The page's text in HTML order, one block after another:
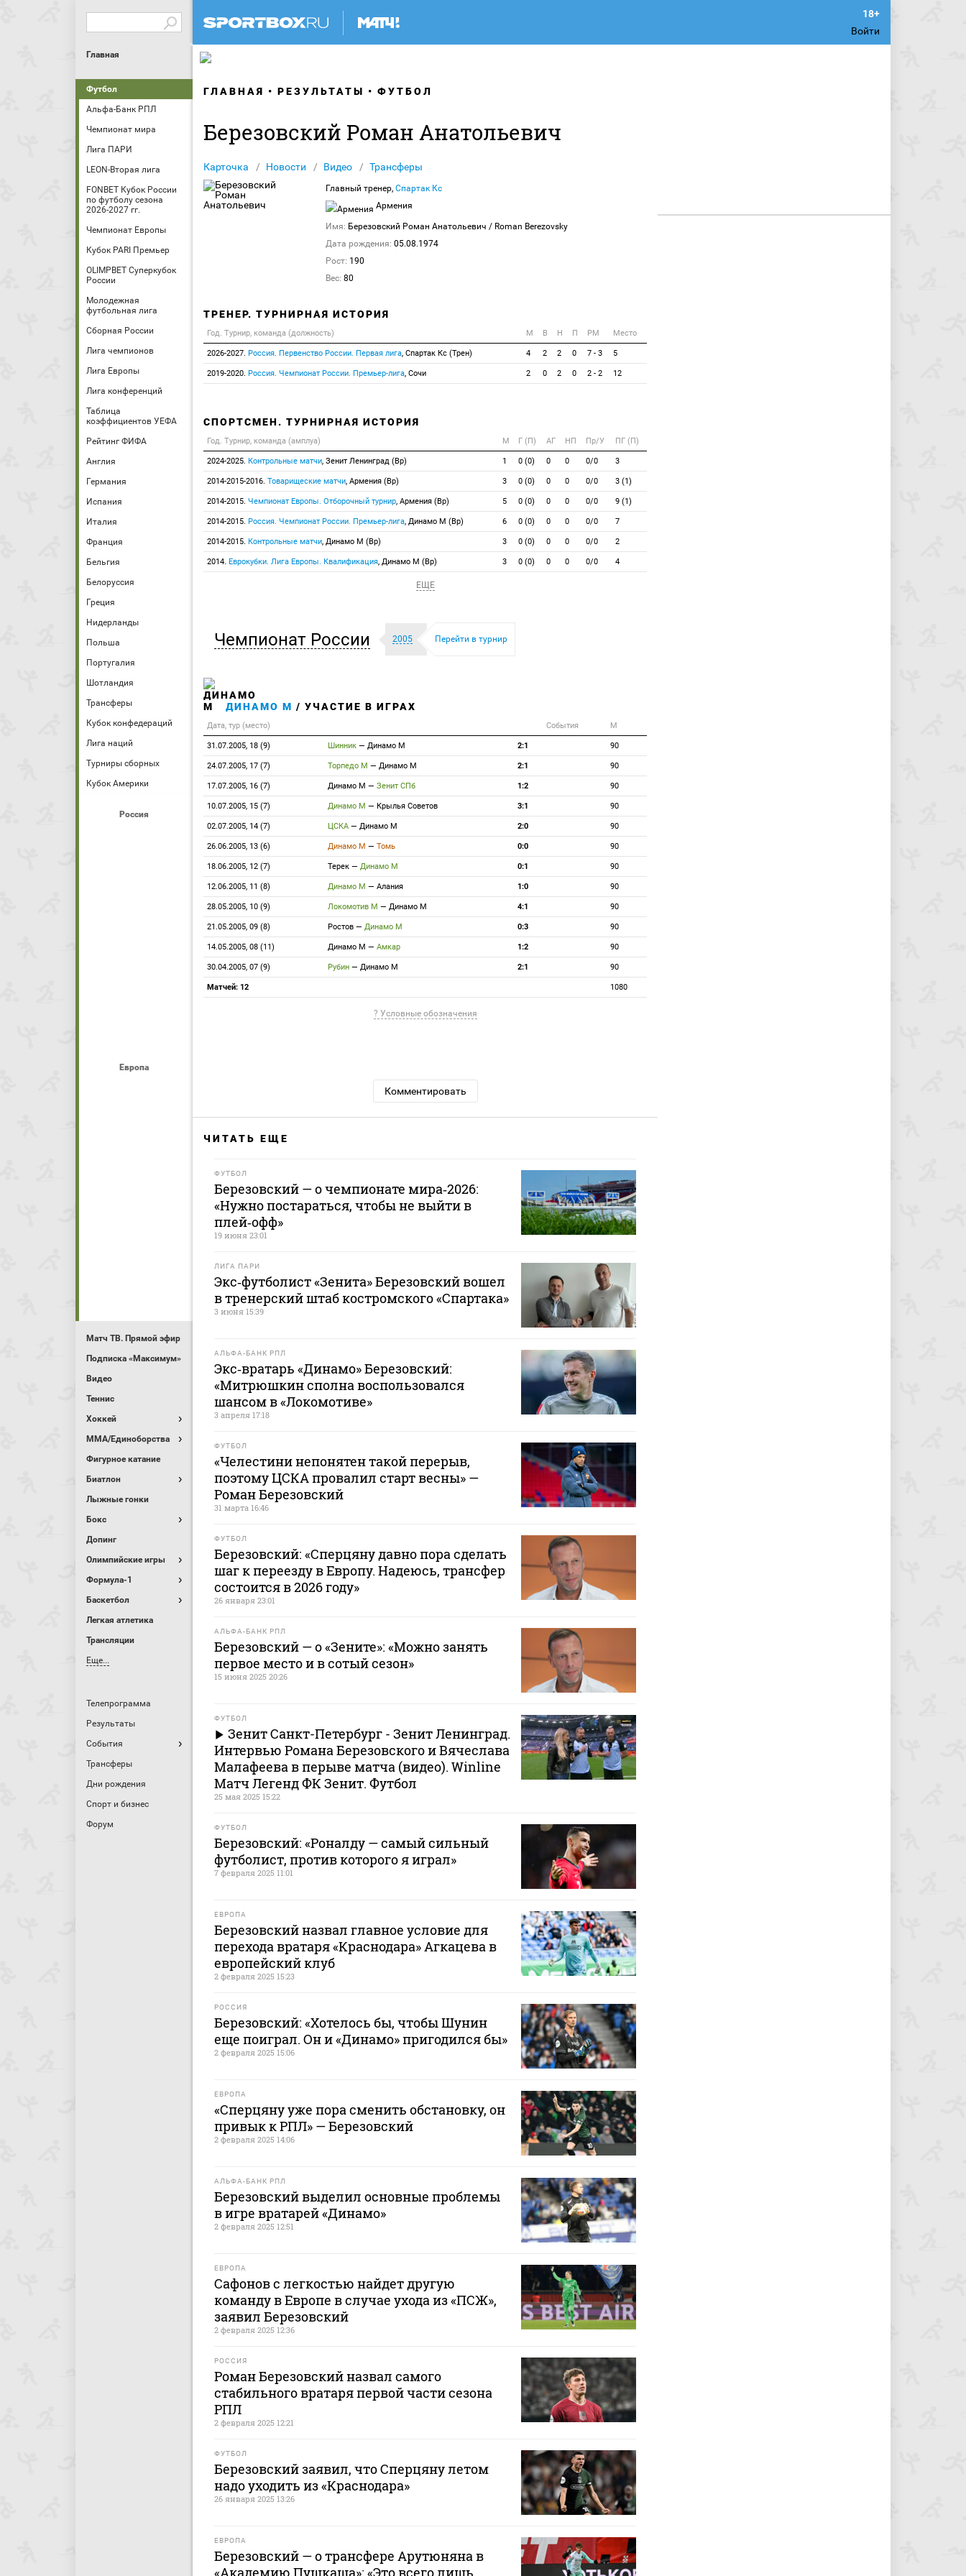
Войти
Главная
Футбол
Альфа-Банк РПЛ
Чемпионат мира
Лига ПАРИ
LEON-Вторая лига
FONBET Кубок России
по футболу сезона
2026-2027 гг.
Чемпионат Европы
Кубок PARI Премьер
OLIMPBET Суперкубок
России
Молодежная
футбольная лига
Сборная России
Лига чемпионов
Лига Европы
Лига конференций
Таблица
коэффициентов УЕФА
Рейтинг ФИФА
Англия
Германия
Испания
Италия
Франция
Бельгия
Белоруссия
Греция
Нидерланды
Польша
Португалия
Шотландия
Трансферы
Кубок конфедераций
Лига наций
Турниры сборных
Кубок Америки
Россия
Европа
Матч ТВ. Прямой эфир
Подписка «Максимум»
Видео
Теннис
Хоккей
MMA/Единоборства
Фигурное катание
Биатлон
Лыжные гонки
Бокс
Допинг
Олимпийские игры
Формула-1
Баскетбол
Легкая атлетика
Трансляции
Еще...
Телепрограмма
Результаты
События
Трансферы
Дни рождения
Спорт и бизнес
Форум
ГЛАВНАЯ РЕЗУЛЬТАТЫ ФУТБОЛ
Березовский Роман Анатольевич
Карточка Новости Видео Трансферы
Главный тренер, Спартак Кс
Армения
Имя: Березовский Роман Анатольевич / Roman Berezovsky
Дата рождения: 05.08.1974
Рост: 190
Вес: 80
ТРЕНЕР. ТУРНИРНАЯ ИСТОРИЯ
Год. Турнир, команда (должность) М В Н П РМ Место
2026-2027. Россия. Первенство России. Первая лига, Спартак Кс (Трен) 4 2 2 0 7 - 3 5
2019-2020. Россия. Чемпионат России. Премьер-лига, Сочи 2 0 2 0 2 - 2 12
СПОРТСМЕН. ТУРНИРНАЯ ИСТОРИЯ
Год. Турнир, команда (амплуа) М Г (П) АГ НП Пр/У ПГ (П)
2024-2025. Контрольные матчи, Зенит Ленинград (Вр) 1 0 (0) 0 0 0/0 3
2014-2015-2016. Товарищеские матчи, Армения (Вр) 3 0 (0) 0 0 0/0 3 (1)
2014-2015. Чемпионат Европы. Отборочный турнир, Армения (Вр) 5 0 (0) 0 0 0/0 9 (1)
2014-2015. Россия. Чемпионат России. Премьер-лига, Динамо М (Вр) 6 0 (0) 0 0 0/0 7
2014-2015. Контрольные матчи, Динамо М (Вр) 3 0 (0) 0 0 0/0 2
2014. Еврокубки. Лига Европы. Квалификация, Динамо М (Вр) 3 0 (0) 0 0 0/0 4
ЕЩЕ
Чемпионат России 2005 Перейти в турнир
ДИНАМО М / УЧАСТИЕ В ИГРАХ
Дата, тур (место) События М
31.07.2005, 18 (9) Шинник — Динамо М 2:1 90
24.07.2005, 17 (7) Торпедо М — Динамо М 2:1 90
17.07.2005, 16 (7) Динамо М — Зенит СПб 1:2 90
10.07.2005, 15 (7) Динамо М — Крылья Советов 3:1 90
02.07.2005, 14 (7) ЦСКА — Динамо М 2:0 90
26.06.2005, 13 (6) Динамо М — Томь 0:0 90
18.06.2005, 12 (7) Терек — Динамо М 0:1 90
12.06.2005, 11 (8) Динамо М — Алания 1:0 90
28.05.2005, 10 (9) Локомотив М — Динамо М 4:1 90
21.05.2005, 09 (8) Ростов — Динамо М 0:3 90
14.05.2005, 08 (11) Динамо М — Амкар 1:2 90
30.04.2005, 07 (9) Рубин — Динамо М 2:1 90
Матчей: 12 1080
? Условные обозначения
Комментировать
ЧИТАТЬ ЕЩЕ
ФУТБОЛ
Березовский — о чемпионате мира‑2026:
«Нужно постараться, чтобы не выйти в
плей‑офф»
19 июня 23:01
ЛИГА ПАРИ
Экс‑футболист «Зенита» Березовский вошел
в тренерский штаб костромского «Спартака»
3 июня 15:39
АЛЬФА-БАНК РПЛ
Экс‑вратарь «Динамо» Березовский:
«Митрюшкин сполна воспользовался
шансом в «Локомотиве»
3 апреля 17:18
ФУТБОЛ
«Челестини непонятен такой перерыв,
поэтому ЦСКА провалил старт весны» —
Роман Березовский
31 марта 16:46
ФУТБОЛ
Березовский: «Сперцяну давно пора сделать
шаг к переезду в Европу. Надеюсь, трансфер
состоится в 2026 году»
26 января 23:01
АЛЬФА-БАНК РПЛ
Березовский — о «Зените»: «Можно занять
первое место и в сотый сезон»
15 июня 2025 20:26
ФУТБОЛ
Зенит Санкт-Петербург - Зенит Ленинград.
Интервью Романа Березовского и Вячеслава
Малафеева в перыве матча (видео). Winline
Матч Легенд ФК Зенит. Футбол
25 мая 2025 15:22
ФУТБОЛ
Березовский: «Роналду — самый сильный
футболист, против которого я играл»
7 февраля 2025 11:01
ЕВРОПА
Березовский назвал главное условие для
перехода вратаря «Краснодара» Агкацева в
европейский клуб
2 февраля 2025 15:23
РОССИЯ
Березовский: «Хотелось бы, чтобы Шунин
еще поиграл. Он и «Динамо» пригодился бы»
2 февраля 2025 15:06
ЕВРОПА
«Сперцяну уже пора сменить обстановку, он
привык к РПЛ» — Березовский
2 февраля 2025 14:06
АЛЬФА-БАНК РПЛ
Березовский выделил основные проблемы
в игре вратарей «Динамо»
2 февраля 2025 12:51
ЕВРОПА
Сафонов с легкостью найдет другую
команду в Европе в случае ухода из «ПСЖ»,
заявил Березовский
2 февраля 2025 12:36
РОССИЯ
Роман Березовский назвал самого
стабильного вратаря первой части сезона
РПЛ
2 февраля 2025 12:21
ФУТБОЛ
Березовский заявил, что Сперцяну летом
надо уходить из «Краснодара»
26 января 2025 13:26
ЕВРОПА
Березовский — о трансфере Арутюняна в
«Академию Пушкаша»: «Это всего лишь